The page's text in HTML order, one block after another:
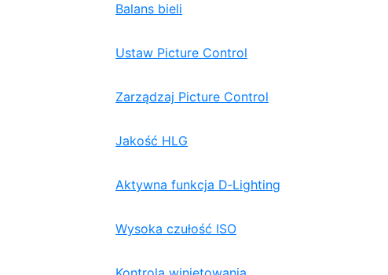
Balans bieli
Ustaw Picture Control
Zarządzaj Picture Control
Jakość HLG
Aktywna funkcja D‑Lighting
Wysoka czułość ISO